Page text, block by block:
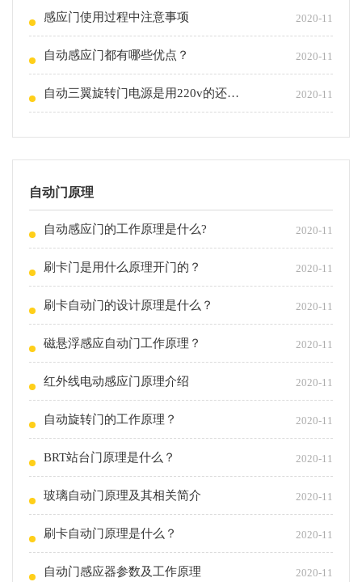
感应门使用过程中注意事项 2020-11
自动感应门都有哪些优点？ 2020-11
自动三翼旋转门电源是用220v的还是380v的？ 2020-11
自动门原理
自动感应门的工作原理是什么? 2020-11
刷卡门是用什么原理开门的？ 2020-11
刷卡自动门的设计原理是什么？ 2020-11
磁悬浮感应自动门工作原理？ 2020-11
红外线电动感应门原理介绍 2020-11
自动旋转门的工作原理？ 2020-11
BRT站台门原理是什么？ 2020-11
玻璃自动门原理及其相关简介 2020-11
刷卡自动门原理是什么？ 2020-11
自动门感应器参数及工作原理 2020-11